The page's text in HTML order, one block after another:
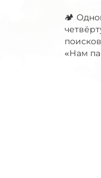
🏕
«Нам